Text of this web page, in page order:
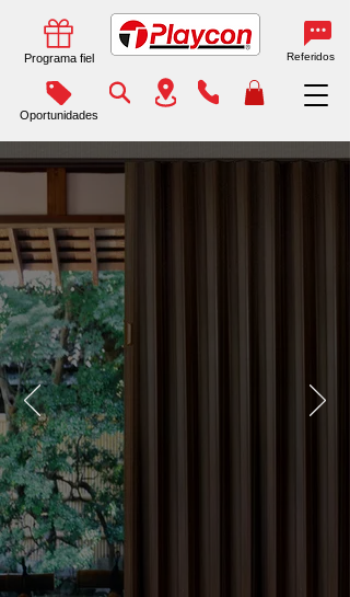
Programa fiel Referidos
Oportunidades